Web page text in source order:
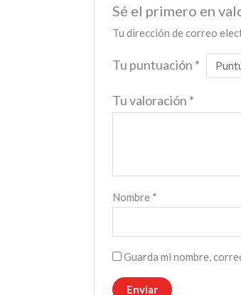
Sé el primero en
Tu dirección de correo
Tu puntuación *
Tu valoración *
Nombre *
Guarda mi nombre,